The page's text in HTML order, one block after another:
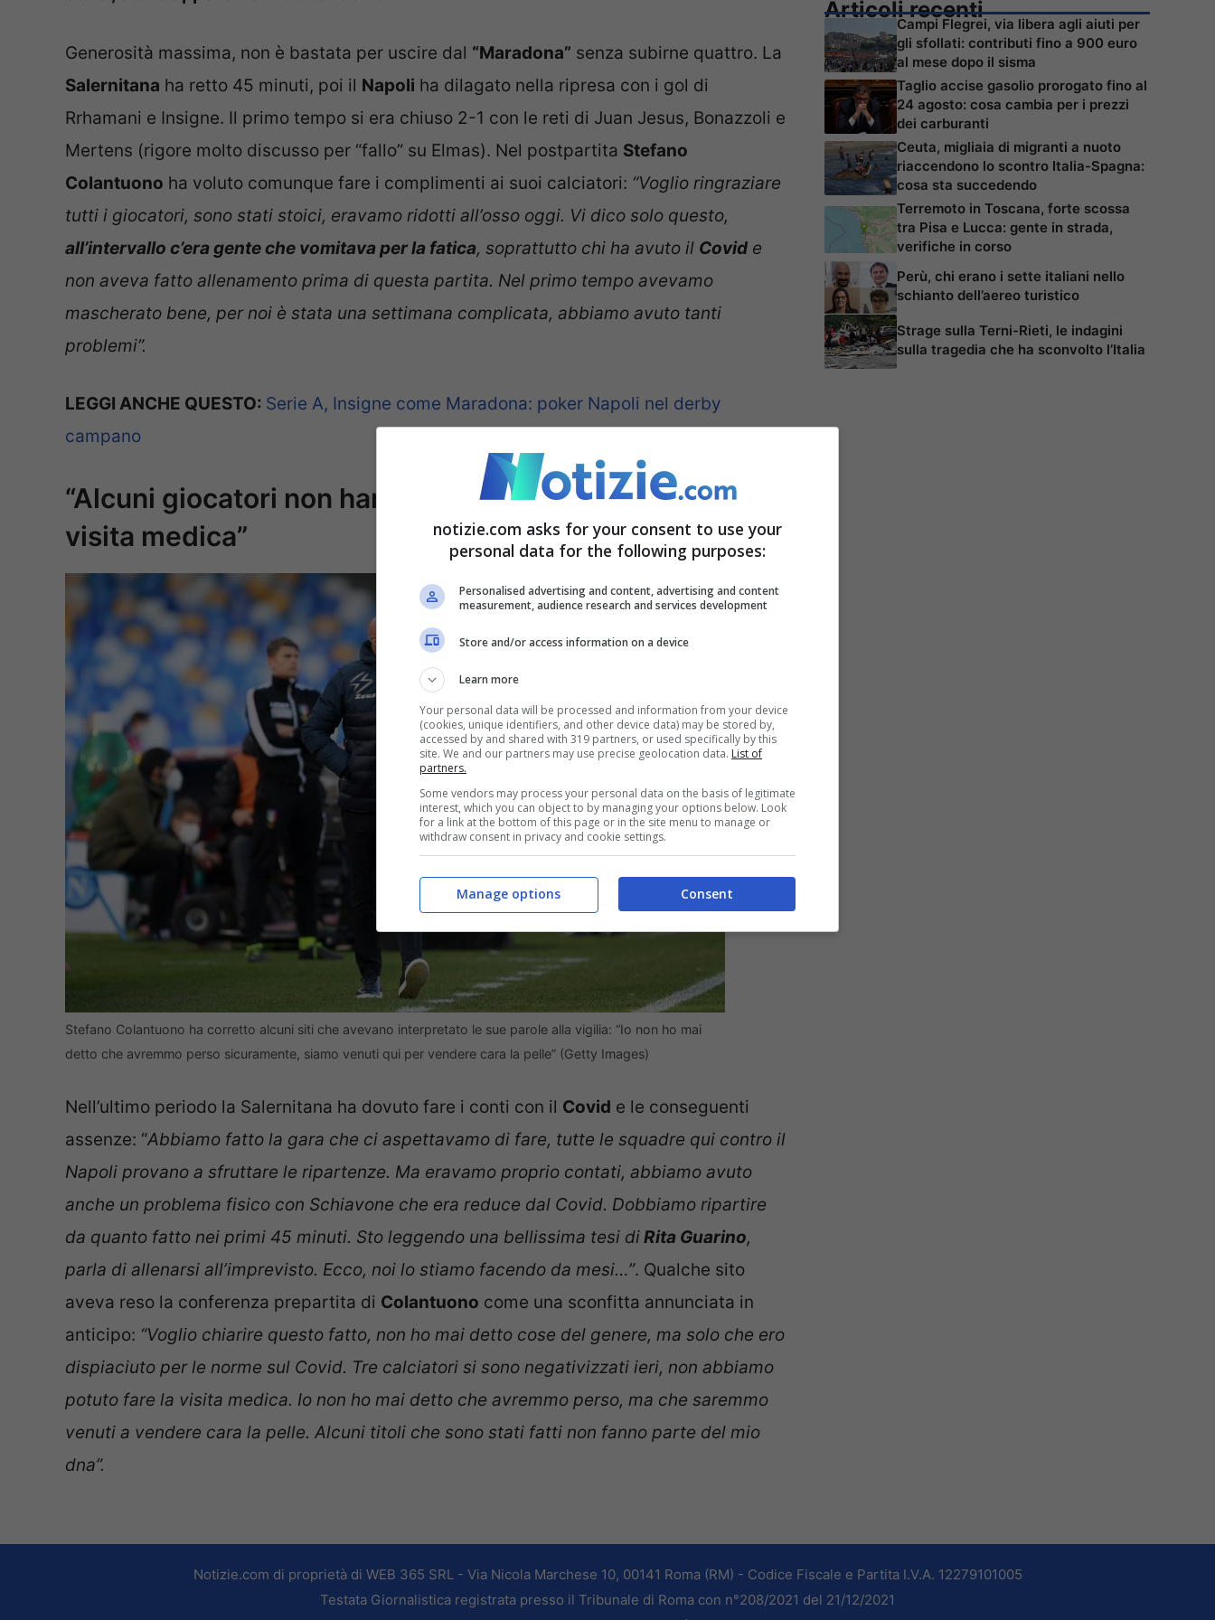
Generosità massima, non è bastata per uscire dal “Maradona” senza subirne quattro. La
Salernitana ha retto 45 minuti, poi il Napoli ha dilagato nella ripresa con i gol di
Rrhamani e Insigne. Il primo tempo si era chiuso 2-1 con le reti di Juan Jesus, Bonazzoli e
Mertens (rigore molto discusso per “fallo” su Elmas). Nel postpartita Stefano
Colantuono ha voluto comunque fare i complimenti ai suoi calciatori: “Voglio ringraziare
tutti i giocatori, sono stati stoici, eravamo ridotti all’osso oggi. Vi dico solo questo,
all’intervallo c’era gente che vomitava per la fatica, soprattutto chi ha avuto il Covid e
non aveva fatto allenamento prima di questa partita. Nel primo tempo avevamo
mascherato bene, per noi è stata una settimana complicata, abbiamo avuto tanti
problemi”.
LEGGI ANCHE QUESTO: Serie A, Insigne come Maradona: poker Napoli nel derby
campano
“Alcuni giocatori non hanno potuto fare nemmeno la
visita medica”
Stefano Colantuono ha corretto alcuni siti che avevano interpretato le sue parole alla vigilia: “Io non ho mai
detto che avremmo perso sicuramente, siamo venuti qui per vendere cara la pelle” (Getty Images)
Nell’ultimo periodo la Salernitana ha dovuto fare i conti con il Covid e le conseguenti
assenze: “Abbiamo fatto la gara che ci aspettavamo di fare, tutte le squadre qui contro il
Napoli provano a sfruttare le ripartenze. Ma eravamo proprio contati, abbiamo avuto
anche un problema fisico con Schiavone che era reduce dal Covid. Dobbiamo ripartire
da quanto fatto nei primi 45 minuti. Sto leggendo una bellissima tesi diRita Guarino,
parla di allenarsi all’imprevisto. Ecco, noi lo stiamo facendo da mesi…”. Qualche sito
aveva reso la conferenza prepartita di Colantuono come una sconfitta annunciata in
anticipo: “Voglio chiarire questo fatto, non ho mai detto cose del genere, ma solo che ero
dispiaciuto per le norme sul Covid. Tre calciatori si sono negativizzati ieri, non abbiamo
potuto fare la visita medica. Io non ho mai detto che avremmo perso, ma che saremmo
venuti a vendere cara la pelle. Alcuni titoli che sono stati fatti non fanno parte del mio
dna”.
Articoli recenti
Campi Flegrei, via libera agli aiuti per
gli sfollati: contributi fino a 900 euro
al mese dopo il sisma
Taglio accise gasolio prorogato fino al
24 agosto: cosa cambia per i prezzi
dei carburanti
Ceuta, migliaia di migranti a nuoto
riaccendono lo scontro Italia-Spagna:
cosa sta succedendo
Terremoto in Toscana, forte scossa
tra Pisa e Lucca: gente in strada,
verifiche in corso
Perù, chi erano i sette italiani nello
schianto dell’aereo turistico
Strage sulla Terni-Rieti, le indagini
sulla tragedia che ha sconvolto l’Italia
Notizie.com di proprietà di WEB 365 SRL - Via Nicola Marchese 10, 00141 Roma (RM) - Codice Fiscale e Partita I.V.A. 12279101005
Testata Giornalistica registrata presso il Tribunale di Roma con n°208/2021 del 21/12/2021
notizie.com asks for your consent to use your
personal data for the following purposes:
Personalised advertising and content, advertising and content
measurement, audience research and services development
Store and/or access information on a device
Learn more
Your personal data will be processed and information from your device
(cookies, unique identifiers, and other device data) may be stored by,
accessed by and shared with 319 partners, or used specifically by this
site. We and our partners may use precise geolocation data. List of
partners.
Some vendors may process your personal data on the basis of legitimate
interest, which you can object to by managing your options below. Look
for a link at the bottom of this page or in the site menu to manage or
withdraw consent in privacy and cookie settings.
Consent
Manage options